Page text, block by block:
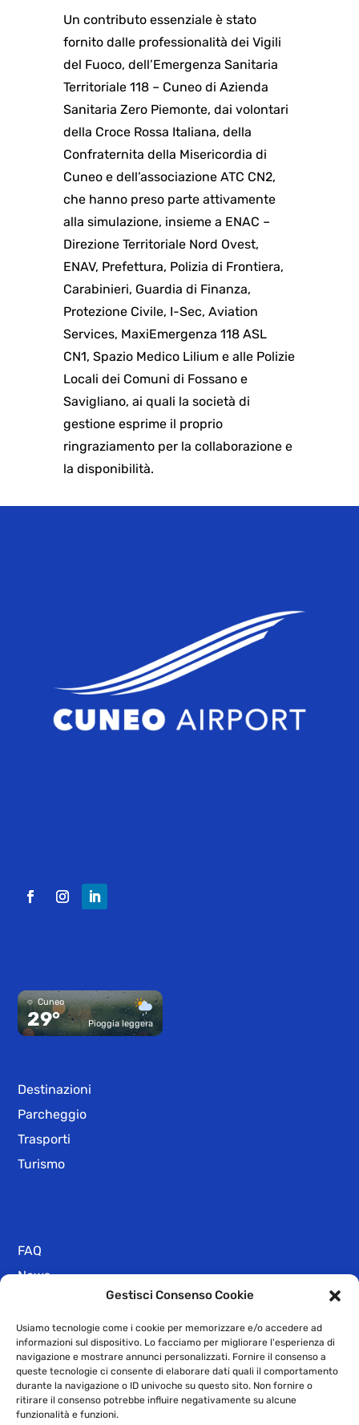
Gestisci Consenso Cookie
Usiamo tecnologie come i cookie per memorizzare e/o accedere ad
informazioni sul dispositivo. Lo facciamo per migliorare l'esperienza di
navigazione e mostrare annunci personalizzati. Fornire il consenso a
queste tecnologie ci consente di elaborare dati quali il comportamento
durante la navigazione o ID univoche su questo sito. Non fornire o
ritirare il consenso potrebbe influire negativamente su alcune
funzionalità e funzioni.
Un contributo essenziale è stato
fornito dalle professionalità dei Vigili
del Fuoco, dell’Emergenza Sanitaria
Territoriale 118 – Cuneo di Azienda
Sanitaria Zero Piemonte, dai volontari
della Croce Rossa Italiana, della
Confraternita della Misericordia di
Cuneo e dell’associazione ATC CN2,
che hanno preso parte attivamente
alla simulazione, insieme a ENAC –
Direzione Territoriale Nord Ovest,
ENAV, Prefettura, Polizia di Frontiera,
Carabinieri, Guardia di Finanza,
Protezione Civile, I-Sec, Aviation
Services, MaxiEmergenza 118 ASL
CN1, Spazio Medico Lilium e alle Polizie
Locali dei Comuni di Fossano e
Savigliano, ai quali la società di
gestione esprime il proprio
ringraziamento per la collaborazione e
la disponibilità.
Cuneo
29° Pioggia leggera
Destinazioni
Parcheggio
Trasporti
Turismo
FAQ
News
Privacy Policy
Dichiarazione di Accessibilità
©2009-2021 GEAC SpA -Sede legale: Strada Statale 20 n.1 – 12038